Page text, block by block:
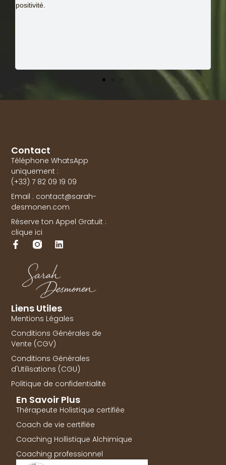
Contact
Téléphone WhatsApp
uniquement :
(+33) 7 82 09 19 09
Email : contact@sarah-
desmonen.com
Réserve ton Appel Gratuit :
clique ici
Liens Utiles
Mentions Légales
Conditions Générales de
Vente (CGV)
Conditions Générales
d'Utilisations (CGU)
Politique de confidentialité
En Savoir Plus
Thérapeute Holistique certifiée
Coach de vie certifiée
Coaching Hollistique Alchimique
Coaching professionnel